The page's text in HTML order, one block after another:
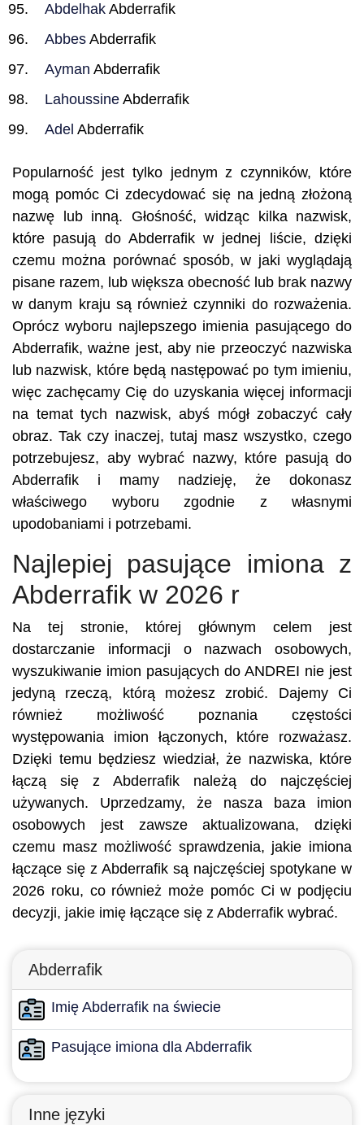
Abdelhak Abderrafik
Abbes Abderrafik
Ayman Abderrafik
Lahoussine Abderrafik
Adel Abderrafik
Popularność jest tylko jednym z czynników, które
mogą pomóc Ci zdecydować się na jedną złożoną
nazwę lub inną. Głośność, widząc kilka nazwisk,
które pasują do Abderrafik w jednej liście, dzięki
czemu można porównać sposób, w jaki wyglądają
pisane razem, lub większa obecność lub brak nazwy
w danym kraju są również czynniki do rozważenia.
Oprócz wyboru najlepszego imienia pasującego do
Abderrafik, ważne jest, aby nie przeoczyć nazwiska
lub nazwisk, które będą następować po tym imieniu,
więc zachęcamy Cię do uzyskania więcej informacji
na temat tych nazwisk, abyś mógł zobaczyć cały
obraz. Tak czy inaczej, tutaj masz wszystko, czego
potrzebujesz, aby wybrać nazwy, które pasują do
Abderrafik i mamy nadzieję, że dokonasz
właściwego wyboru zgodnie z własnymi
upodobaniami i potrzebami.
Najlepiej pasujące imiona z
Abderrafik w 2026 r
Na tej stronie, której głównym celem jest
dostarczanie informacji o nazwach osobowych,
wyszukiwanie imion pasujących do ANDREI nie jest
jedyną rzeczą, którą możesz zrobić. Dajemy Ci
również możliwość poznania częstości
występowania imion łączonych, które rozważasz.
Dzięki temu będziesz wiedział, że nazwiska, które
łączą się z Abderrafik należą do najczęściej
używanych. Uprzedzamy, że nasza baza imion
osobowych jest zawsze aktualizowana, dzięki
czemu masz możliwość sprawdzenia, jakie imiona
łączące się z Abderrafik są najczęściej spotykane w
2026 roku, co również może pomóc Ci w podjęciu
decyzji, jakie imię łączące się z Abderrafik wybrać.
Abderrafik
Imię Abderrafik na świecie
Pasujące imiona dla Abderrafik
Inne języki